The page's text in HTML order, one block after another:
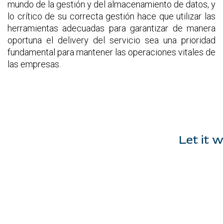
mundo de la gestión y del almacenamiento de datos, y
lo crítico de su correcta gestión hace que utilizar las
herramientas adecuadas para garantizar de manera
oportuna el delivery del servicio sea una prioridad
fundamental para mantener las operaciones vitales de
las empresas.
Let it